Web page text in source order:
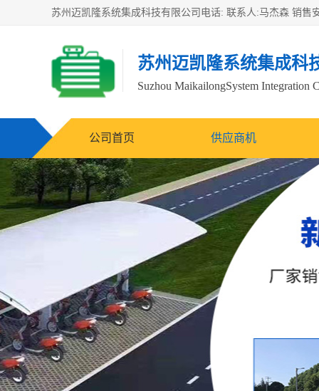
苏州迈凯隆系统集成科
Suzhou MaikailongSystem Integration
公司首页 供应商机